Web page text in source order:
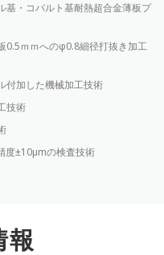
基・コバルト基耐熱超合金薄板プ
0.5ｍｍへのφ0.8細径打抜き加工
付加した機械加工技術
技術
度±10μmの検査技術
報